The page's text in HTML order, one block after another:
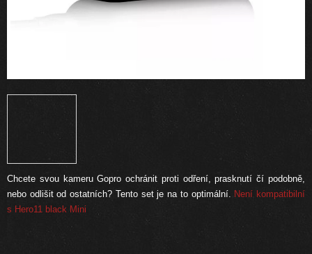
Chcete svou kameru Gopro ochránit proti odření, prasknutí čí podobně,
nebo odlišit od ostatních? Tento set je na to optimální. Není kompatibilní
s Hero11 black Mini